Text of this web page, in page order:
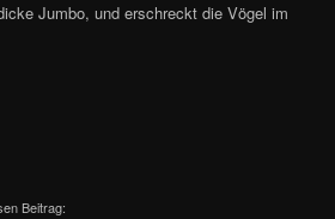
Jumbo, und erschreckt die Vögel im
Beitrag: